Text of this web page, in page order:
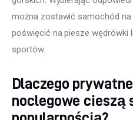
można zostawić samochód na
poświęcić na piesze wędrówki
sportów.
Dlaczego
noclegowe cieszą